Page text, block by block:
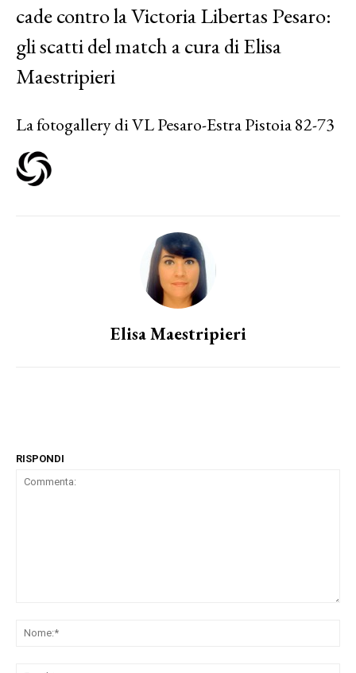
cade contro la Victoria Libertas Pesaro:
gli scatti del match a cura di Elisa
Maestripieri
La fotogallery di VL Pesaro-Estra Pistoia 82-73
Elisa Maestripieri
RISPONDI